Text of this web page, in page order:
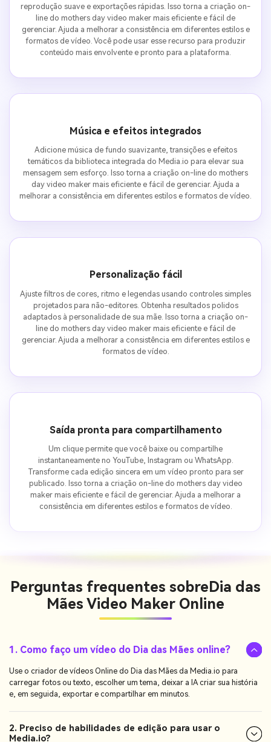
reprodução suave e exportações rápidas. Isso torna a criação on-
line do mothers day video maker mais eficiente e fácil de
gerenciar. Ajuda a melhorar a consistência em diferentes estilos e
formatos de vídeo. Você pode usar esse recurso para produzir
conteúdo mais envolvente e pronto para a plataforma.
Música e efeitos integrados
Adicione música de fundo suavizante, transições e efeitos
temáticos da biblioteca integrada do Media.io para elevar sua
mensagem sem esforço. Isso torna a criação on-line do mothers
day video maker mais eficiente e fácil de gerenciar. Ajuda a
melhorar a consistência em diferentes estilos e formatos de vídeo.
Personalização fácil
Ajuste filtros de cores, ritmo e legendas usando controles simples
projetados para não-editores. Obtenha resultados polidos
adaptados à personalidade de sua mãe. Isso torna a criação on-
line do mothers day video maker mais eficiente e fácil de
gerenciar. Ajuda a melhorar a consistência em diferentes estilos e
formatos de vídeo.
Saída pronta para compartilhamento
Um clique permite que você baixe ou compartilhe
instantaneamente no YouTube, Instagram ou WhatsApp.
Transforme cada edição sincera em um vídeo pronto para ser
publicado. Isso torna a criação on-line do mothers day video
maker mais eficiente e fácil de gerenciar. Ajuda a melhorar a
consistência em diferentes estilos e formatos de vídeo.
Perguntas frequentes sobre Dia das
Mães Video Maker Online
1. Como faço um vídeo do Dia das Mães online?
Use o criador de vídeos Online do Dia das Mães da Media.io para
carregar fotos ou texto, escolher um tema, deixar a IA criar sua história
e, em seguida, exportar e compartilhar em minutos.
2. Preciso de habilidades de edição para usar o
Media.io?